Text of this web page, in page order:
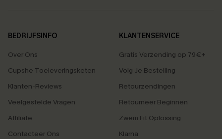
BEDRIJFSINFO
Over Ons
Cupshe Toeleveringsketen
Klanten-Reviews
Veelgestelde Vragen
Affiliate
Contacteer Ons
KLANTENSERVICE
Gratis Verzending op 79€+
Volg Je Bestelling
Retourzendingen
Retourneer Beginnen
Zwem Fit Oplossing
Klarna